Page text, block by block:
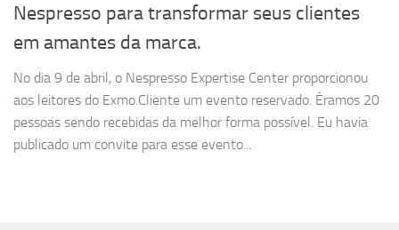
Nespresso para transformar seus clientes
em amantes da marca.
No dia 9 de abril, o Nespresso Expertise Center proporcionou
aos leitores do Exmo.Cliente um evento reservado. Éramos 20
pessoas sendo recebidas da melhor forma possível. Eu havia
publicado um convite para esse evento...